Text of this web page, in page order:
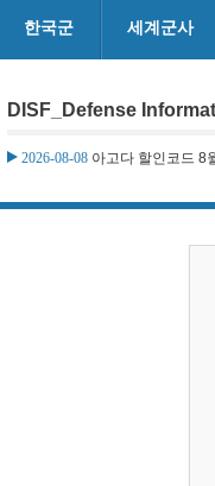
한국군 세계군사
DISF_Defense
2026-08-08 아고다 할인코드 8